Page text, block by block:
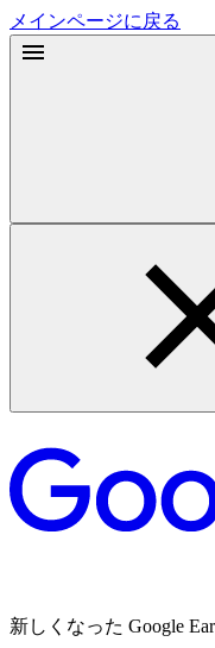
メインページに戻る
新しくなった Google